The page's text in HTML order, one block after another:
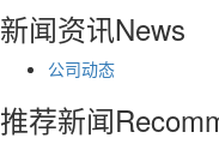
新闻资讯News
公司动态
推荐新闻